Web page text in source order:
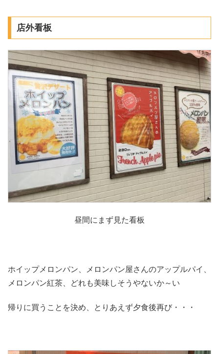
店外看板
昼間にまず見た看板
ホイップメロンパン、メロンパン屋さんのアップルパイ、
メロンパン紅茶、どれも美味しそうやないか～い
帰りに買うことを決め、とりあえず夕食後再び・・・